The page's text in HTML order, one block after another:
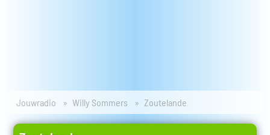
Jouwradio Willy Sommers Zoutelande